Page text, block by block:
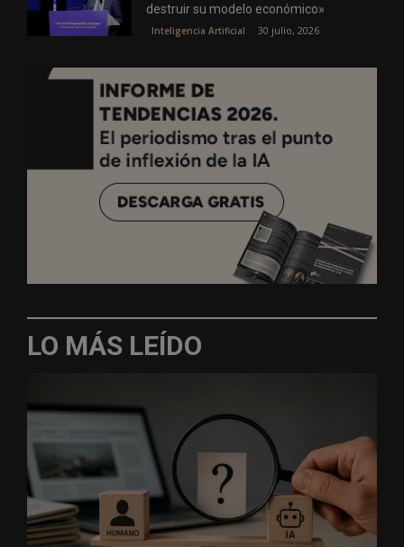
destruir su modelo económico»
Inteligencia Artificial 30 julio, 2026
LO MÁS LEÍDO